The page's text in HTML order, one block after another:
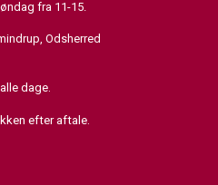
fra 11-15.
Odsherred
dage.
efter aftale.